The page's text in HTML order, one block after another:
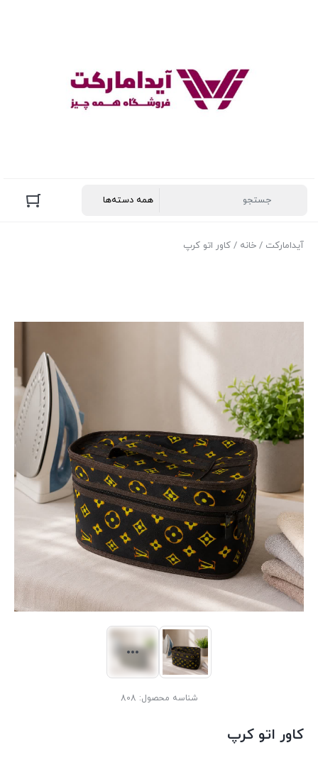
آیدامارکت / خانه / کاور اتو کرپ
شناسه محصول: 808
کاور اتو کرپ